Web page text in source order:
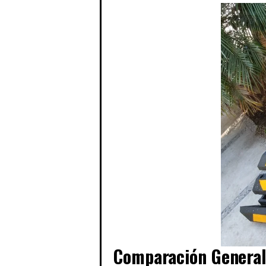
Comparación General